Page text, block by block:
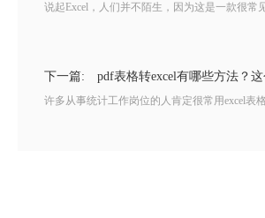
说起Excel，人们并不陌生，因为这是一款很
下一篇: pdf表格转excel有哪些方法？
许多从事统计工作岗位的人肯定很常用excel